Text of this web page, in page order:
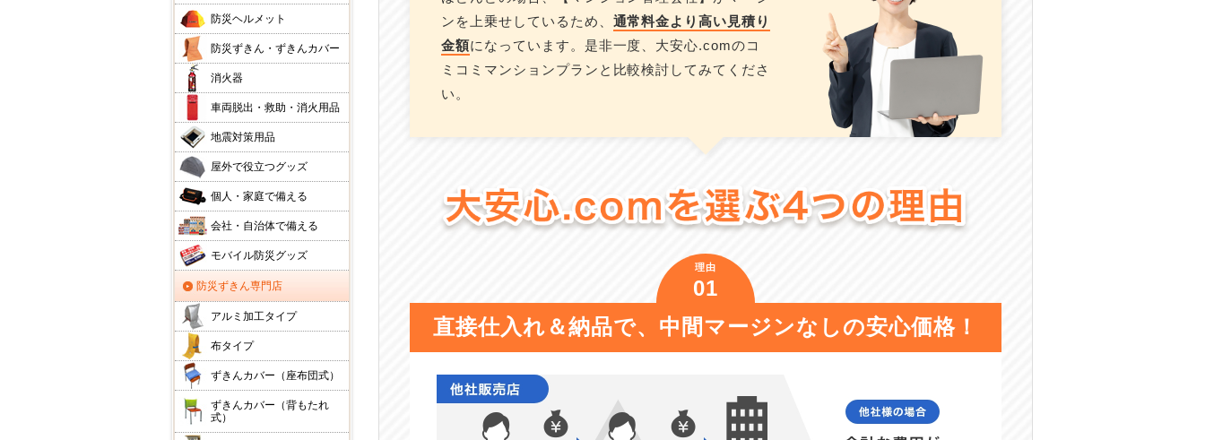
ンを上乗せしているため、 通常料金より高い見積り
金額になっています。是非一度、大安心.comのコ
ミコミマンションプランと比較検討してみてくださ
い。
理由
01
直接仕入れ＆納品で、 中間マージンなしの安心価格！
防災ヘルメット
防災ずきん・ずきんカバー
消火器
車両脱出・救助・消火用品
地震対策用品
屋外で役立つグッズ
個人・家庭で備える
会社・自治体で備える
モバイル防災グッズ
防災ずきん専門店
アルミ加工タイプ
布タイプ
ずきんカバー（座布団式）
ずきんカバー（背もたれ
式）